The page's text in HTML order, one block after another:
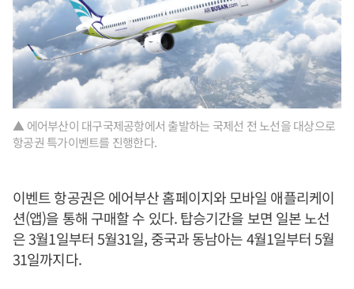
▲ 에어부산이 대구국제공항에서 출발하는 국제선 전 노선을 대상으로
항공권 특가이벤트를 진행한다.
이벤트 항공권은 에어부산 홈페이지와 모바일 애플리케이
션(앱)을 통해 구매할 수 있다. 탑승기간을 보면 일본 노선
은 3월1일부터 5월31일, 중국과 동남아는 4월1일부터 5월
31일까지다.